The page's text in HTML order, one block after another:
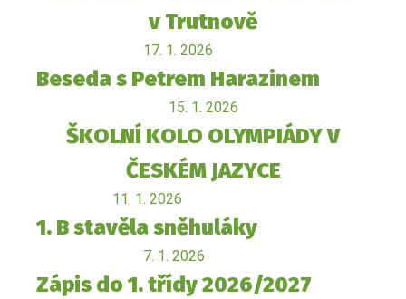
v Trutnově
17. 1. 2026
Beseda s Petrem Harazinem
15. 1. 2026
ŠKOLNÍ KOLO OLYMPIÁDY V
ČESKÉM JAZYCE
11. 1. 2026
1. B stavěla sněhuláky
7. 1. 2026
Zápis do 1. třídy 2026/2027